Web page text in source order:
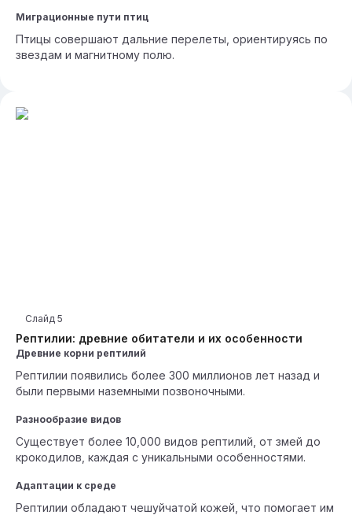
Миграционные пути птиц
Птицы совершают дальние перелеты, ориентируясь по
звездам и магнитному полю.
Рептилии: древние обитатели и их особенности
Слайд 5
Древние корни рептилий
Рептилии появились более 300 миллионов лет назад и
были первыми наземными позвоночными.
Разнообразие видов
Существует более 10,000 видов рептилий, от змей до
крокодилов, каждая с уникальными особенностями.
Адаптации к среде
Рептилии обладают чешуйчатой кожей, что помогает им